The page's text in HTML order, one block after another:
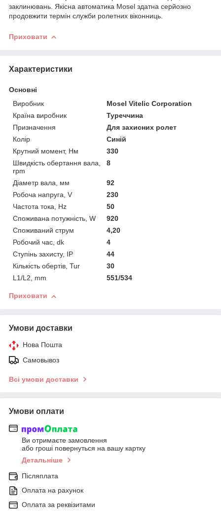
заклинювань. Якісна автоматика Mosel здатна серйозно
продовжити термін служби ролетних віконниць.
Приховати
Характеристики
Основні
Виробник
Mosel Vitelic Corporation
Країна виробник
Туреччина
Призначення
Для захисних ролет
Колір
Синій
Крутний момент, Нм
330
Швидкість обертання вала,
rpm
8
Діаметр вала, мм
92
Робоча напруга, V
230
Частота тока, Hz
50
Споживана потужність, W
920
Споживаний струм
4,20
Робочий час, dk
4
Ступінь захисту, IP
44
Кількість обертів, Tur
30
L1/L2, mm
551/534
Приховати
Умови доставки
Нова Пошта
Самовывоз
Всі умови доставки
Умови оплати
Ви отримаєте замовлення
або гроші повернуться на вашу картку
Детальніше
Післяплата
Оплата на рахунок
Оплата за реквізитами